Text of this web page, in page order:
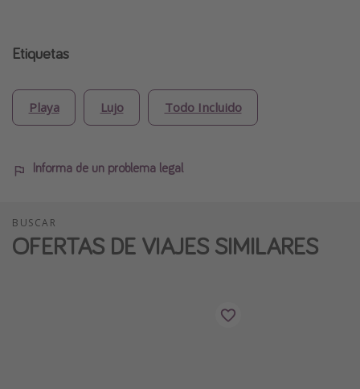
Etiquetas
Playa Lujo Todo Incluido
Informa de un problema legal
BUSCAR
OFERTAS DE VIAJES SIMILARES